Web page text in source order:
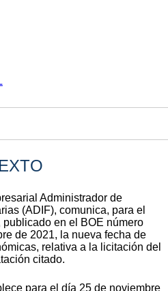
Administrador de
(ADIF), comunica, para el
en el BOE número
de 2021, la nueva fecha de
relativa a la licitación del
citado.
para el día 25 de noviembre